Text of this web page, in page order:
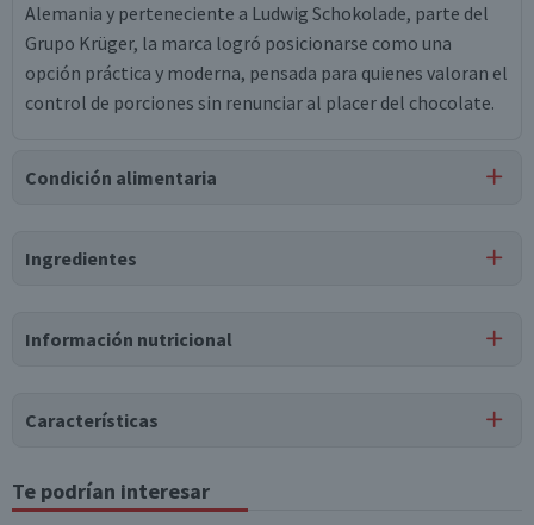
Alemania y perteneciente a Ludwig Schokolade, parte del
Grupo Krüger, la marca logró posicionarse como una
opción práctica y moderna, pensada para quienes valoran el
control de porciones sin renunciar al placer del chocolate.
Condición alimentaria
Ingredientes
en polvo, grasa butírica, lecitina de soya, aromatizante
Puede contener
Información nutricional
Tabla nutricional
Características
Tipo de Producto
Chocolate en Barra
Te podrían interesar